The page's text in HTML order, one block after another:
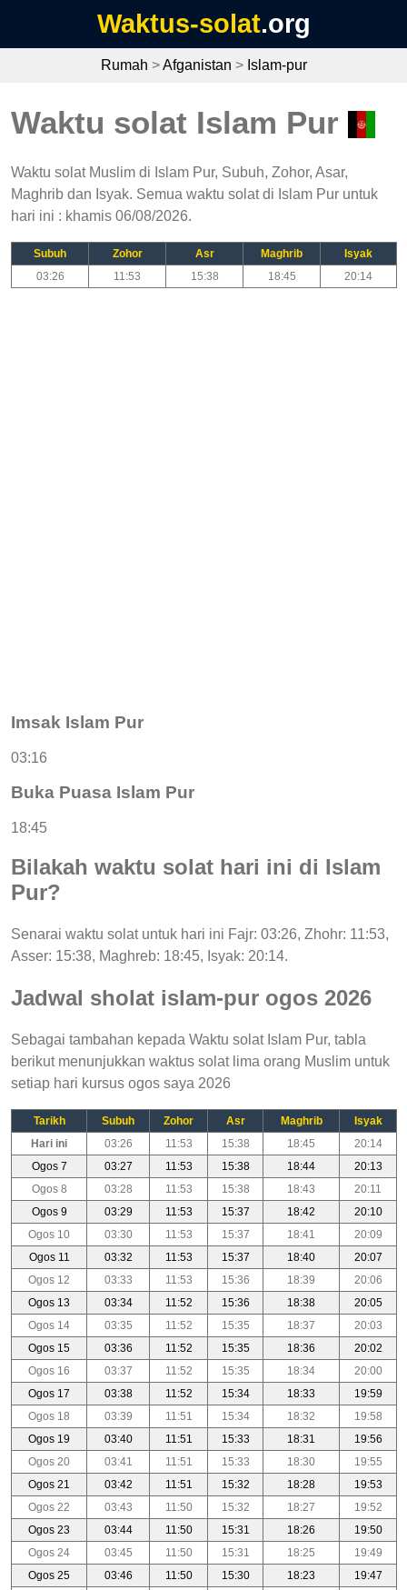
Waktus-solat.org
Rumah >Afganistan > Islam-pur
Waktu solat Islam Pur
Waktu solat Muslim di Islam Pur, Subuh, Zohor, Asar,
Maghrib dan Isyak. Semua waktu solat di Islam Pur untuk
hari ini : khamis 06/08/2026.
Subuh Zohor Asr Maghrib
Isyak
03:26
11:53 15:38 18:45 20:14
Imsak Islam Pur
03:16
Buka Puasa Islam Pur
18:45
Bilakah waktu solat hari ini di Islam
Pur?
Senarai waktu solat untuk hari ini Fajr: 03:26, Zhohr: 11:53,
Asser: 15:38, Maghreb: 18:45, Isyak: 20:14.
Jadwal sholat islam-pur ogos 2026
Sebagai tambahan kepada Waktu solat Islam Pur, tabla
berikut menunjukkan waktus solat lima orang Muslim untuk
setiap hari kursus ogos saya 2026
Tarikh Subuh Zohor Asr Maghrib
Isyak
Hari ini
03:26 11:53 15:38 18:45
20:14
Ogos 7
03:27 11:53 15:38 18:44
20:13
Ogos 8
03:28 11:53 15:38 18:43
20:11
Ogos 9
03:29 11:53 15:37 18:42
20:10
Ogos 10
03:30 11:53 15:37 18:41
20:09
Ogos 11
03:32 11:53 15:37 18:40
20:07
Ogos 12
03:33 11:53 15:36 18:39
20:06
Ogos 13
03:34 11:52 15:36 18:38
20:05
Ogos 14
03:35 11:52 15:35 18:37
20:03
Ogos 15
03:36 11:52 15:35 18:36
20:02
Ogos 16
03:37 11:52 15:35 18:34
20:00
Ogos 17
03:38 11:52 15:34 18:33
19:59
Ogos 18
03:39 11:51 15:34 18:32
19:58
Ogos 19
03:40 11:51 15:33 18:31
19:56
Ogos 20
03:41 11:51 15:33 18:30
19:55
Ogos 21
03:42 11:51 15:32 18:28
19:53
Ogos 22
03:43 11:50 15:32 18:27
19:52
Ogos 23
03:44 11:50 15:31 18:26
19:50
Ogos 24
03:45 11:50 15:31 18:25
19:49
Ogos 25
03:46 11:50 15:30 18:23
19:47